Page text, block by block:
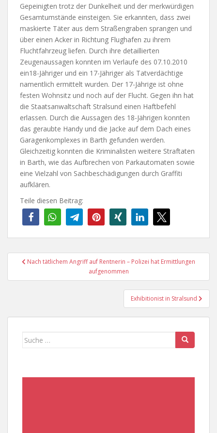
Gepeinigten trotz der Dunkelheit und der merkwürdigen
Gesamtumstände einsteigen. Sie erkannten, dass zwei
maskierte Täter aus dem Straßengraben sprangen und
über einen Acker in Richtung Flughafen zu ihrem
Fluchtfahrzeug liefen. Durch ihre detaillierten
Zeugenaussagen konnten im Verlaufe des 07.10.2010
ein18-Jähriger und ein 17-Jähriger als Tatverdächtige
namentlich ermittelt wurden. Der 17-Jährige ist ohne
festen Wohnsitz und noch auf der Flucht. Gegen ihn hat
die Staatsanwaltschaft Stralsund einen Haftbefehl
erlassen. Durch die Aussagen des 18-Jährigen konnten
das geraubte Handy und die Jacke auf dem Dach eines
Garagenkomplexes in Barth gefunden werden.
Gleichzeitig konnten die Kriminalisten weitere Straftaten
in Barth, wie das Aufbrechen von Parkautomaten sowie
eine Vielzahl von Sachbeschädigungen durch Graffiti
aufklären.
Teile diesen Beitrag:
Beitragsnavigation
Nach tätlichem Angriff auf Rentnerin – Polizei hat Ermittlungen
aufgenommen
Exhibitionist in Stralsund
Suche